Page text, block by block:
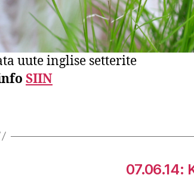
uute inglise setterite
SIIN
07.06.14: